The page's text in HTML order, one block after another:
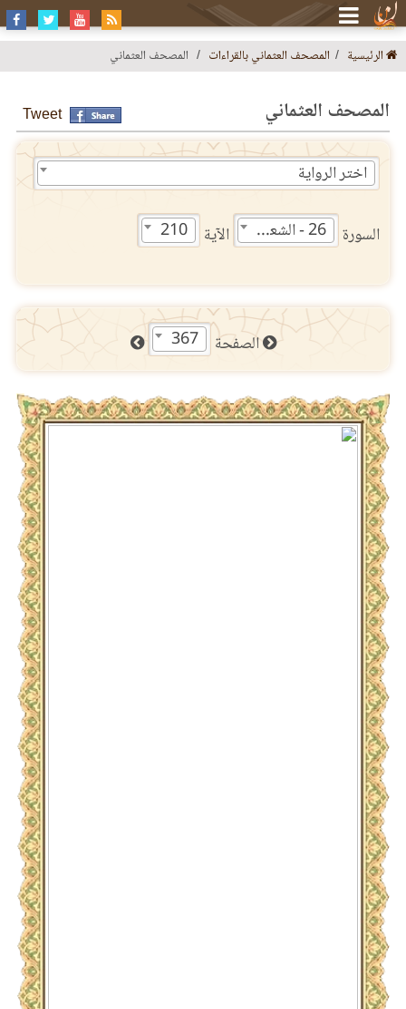
الرئيسية المصحف العثماني بالقراءات المصحف العثماني
المصحف العثماني Tweet
اختر الرواية
السورة 26 - الشعراء الآية 210
الصفحة 367